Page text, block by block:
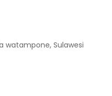
watampone, Sulawesi